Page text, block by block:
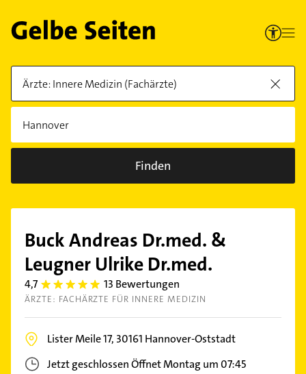
Finden
Buck Andreas Dr.med. &
Leugner Ulrike Dr.med.
4,7 4.7000003 13 Bewertungen
ÄRZTE: FACHÄRZTE FÜR INNERE MEDIZIN
Lister Meile 17, 30161 Hannover-Oststadt
Jetzt geschlossenÖffnet Montag um 07:45